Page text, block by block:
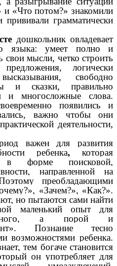
и «Что потом?» знакомили
грамматически
дошкольник овладевает
языка: умеет полно и
свои мысли, четко строить
логически
свободно
и сказки, правильно
и многосложные слова.
появились и
важно чтобы они
деятельности,
важен для развития
ребенка, которая
в форме поисковой,
направленной на
преобладающими
«Зачем?», «Как?».
но пытаются сами найти
маленький опыт для
а порой и
Познание тесно
возможностями ребенка.
тем богаче становится
он употребляет для